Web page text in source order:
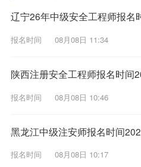
辽宁26年中级安全工程师报名
报名时间 08月08日 11:34
陕西注册安全工程师报名时间
报名时间 08月08日 10:46
黑龙江中级注安师报名时间
报名时间 08月08日 10:17